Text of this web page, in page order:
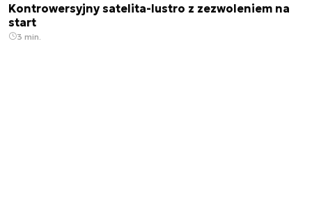
Kontrowersyjny satelita-lustro z zezwoleniem na
start
3 min.